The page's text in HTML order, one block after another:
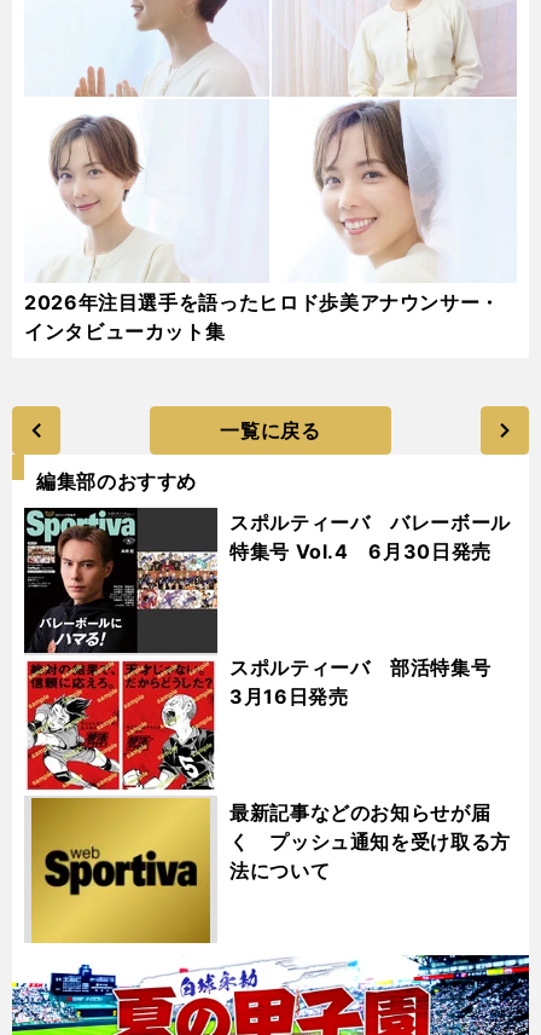
2026年注目選手を語ったヒロド歩美アナウンサー・
インタビューカット集
一覧に戻る
編集部のおすすめ
スポルティーバ バレーボール
特集号 Vol.4 6月30日発売
スポルティーバ 部活特集号
3月16日発売
最新記事などのお知らせが届
く プッシュ通知を受け取る方
法について